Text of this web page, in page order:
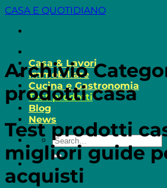
Salta
contenuti
CASA E QUOTIDIANO
Casa & Lavori
Immobiliare
Cucina e Gastronomia
Test prodotti
Blog
News
Archivio
prodotti casa
Test prodotti
migliori guide
acquisti